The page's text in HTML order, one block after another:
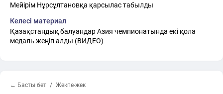
Мейірім Нұрсұлтановқа қарсылас табылды
Келесі материал
Қазақстандық балуандар Азия чемпионатында екі қола
медаль жеңіп алды (ВИДЕО)
← Басты бет Жекпе-жек